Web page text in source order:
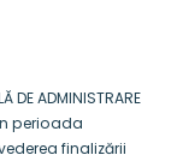
DE ADMINISTRARE
în perioada
finalizării